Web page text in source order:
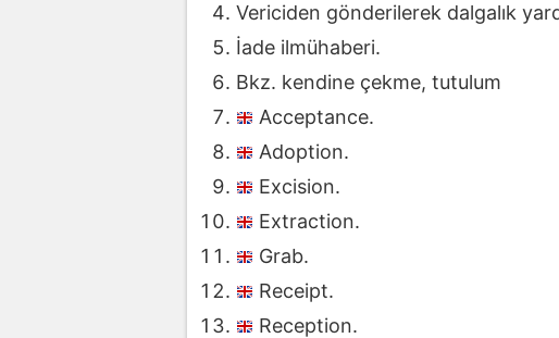
Vericiden gönderilerek dalgalık
İade ilmühaberi.
Bkz. kendine çekme, tutulum
Acceptance.
Adoption.
Excision.
Extraction.
Grab.
Receipt.
Reception.